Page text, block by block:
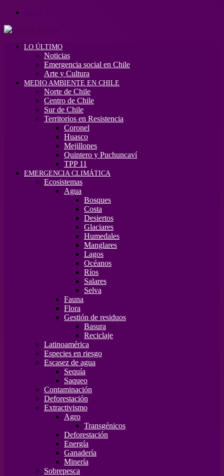
LO ÚLTIMO
Noticias
Emergencia social en Chile
Arte y Cultura
MEDIO AMBIENTE EN CHILE
Norte de Chile
Centro de Chile
Sur de Chile
Territorios en Resistencia
Coronel
Huasco
Mejillones
Quintero y Puchuncaví
TPP 11
EMERGENCIA CLIMÁTICA
Ecosistemas
Agua
Bosques
Costa
Desiertos
Glaciares
Humedales
Manglares
Lagos
Océanos
Ríos
Salares
Selva
Fauna
Flora
Gestión de residuos
Basura
Reciclaje
Latinoamérica
Especies en riesgo
Escasez de agua
Sequía
Saqueo
Contaminación
Deforestación
Extractivismo
Agro
Transgénicos
Deforestación
Energía
Ganadería
Minería
Sobrepesca